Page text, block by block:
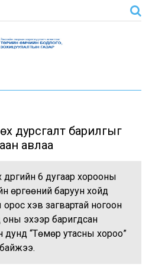
дурсгалт барилгыг
авлаа
6 дугаар хорооны
өргөөний баруун хойд
хэв загвартай ногоон
эхээр баригдсан
дунд “Төмөр утасны хороо”